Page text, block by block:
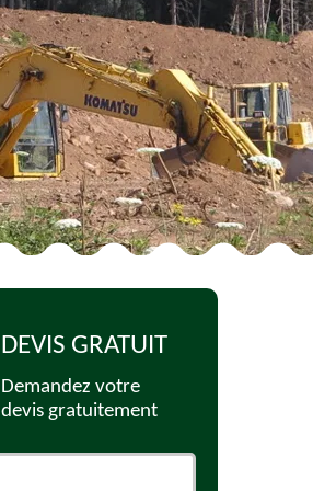
DEVIS GRATUIT
Demandez votre
devis gratuitement